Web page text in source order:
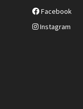
Facebook
Instagram